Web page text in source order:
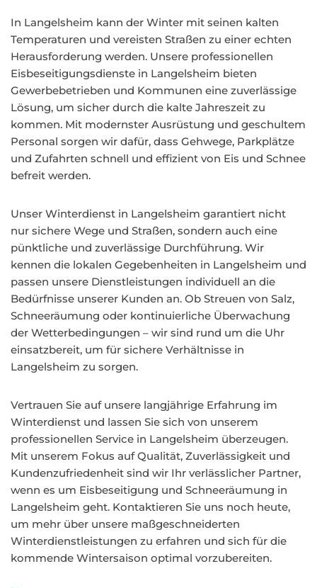
In Langelsheim kann der Winter mit seinen kalten
Temperaturen und vereisten Straßen zu einer echten
Herausforderung werden. Unsere professionellen
Eisbeseitigungsdienste in Langelsheim bieten
Gewerbebetrieben und Kommunen eine zuverlässige
Lösung, um sicher durch die kalte Jahreszeit zu
kommen. Mit modernster Ausrüstung und geschultem
Personal sorgen wir dafür, dass Gehwege, Parkplätze
und Zufahrten schnell und effizient von Eis und Schnee
befreit werden.
Unser Winterdienst in Langelsheim garantiert nicht
nur sichere Wege und Straßen, sondern auch eine
pünktliche und zuverlässige Durchführung. Wir
kennen die lokalen Gegebenheiten in Langelsheim und
passen unsere Dienstleistungen individuell an die
Bedürfnisse unserer Kunden an. Ob Streuen von Salz,
Schneeräumung oder kontinuierliche Überwachung
der Wetterbedingungen – wir sind rund um die Uhr
einsatzbereit, um für sichere Verhältnisse in
Langelsheim zu sorgen.
Vertrauen Sie auf unsere langjährige Erfahrung im
Winterdienst und lassen Sie sich von unserem
professionellen Service in Langelsheim überzeugen.
Mit unserem Fokus auf Qualität, Zuverlässigkeit und
Kundenzufriedenheit sind wir Ihr verlässlicher Partner,
wenn es um Eisbeseitigung und Schneeräumung in
Langelsheim geht. Kontaktieren Sie uns noch heute,
um mehr über unsere maßgeschneiderten
Winterdienstleistungen zu erfahren und sich für die
kommende Wintersaison optimal vorzubereiten.